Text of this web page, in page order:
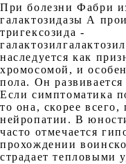
При болезни Фабри
галактозидазы А
тригексозида -
наследуется как
хромосомой, и
пола. Он
Если симптоматика
то она, скорее
нейропатии. В
часто отмечается
прохождении
страдает тепловыми